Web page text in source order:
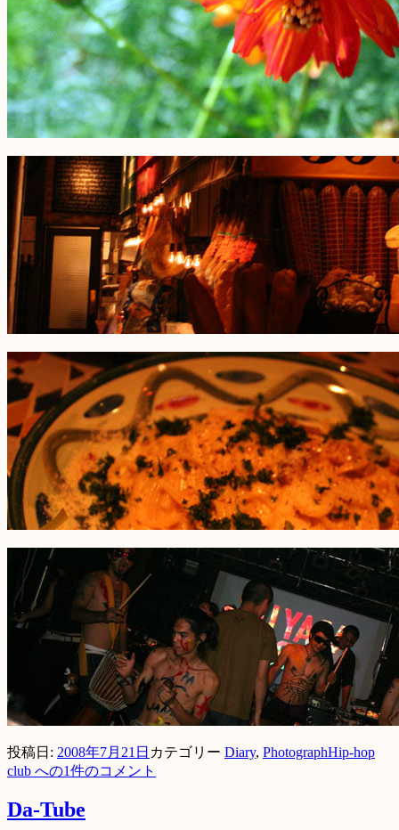
投稿日: 2008年7月21日 カテゴリー Diary, PhotographHip-hop
club への1件のコメント
Da-Tube